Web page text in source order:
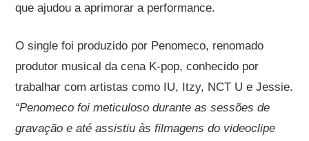
que ajudou a aprimorar a performance.
O single foi produzido por Penomeco, renomado
produtor musical da cena K-pop, conhecido por
trabalhar com artistas como IU, Itzy, NCT U e Jessie.
“Penomeco foi meticuloso durante as sessões de
gravação e até assistiu às filmagens do videoclipe